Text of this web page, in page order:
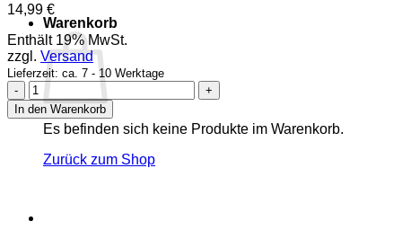
Warenkorb
Es befinden sich keine Produkte im Warenkorb.
Zurück zum Shop
14,99 €
Enthält 19% MwSt.
zzgl. Versand
Lieferzeit: ca. 7 - 10 Werktage
Mirko
Santocono
-
Tasse
Menge
In den Warenkorb